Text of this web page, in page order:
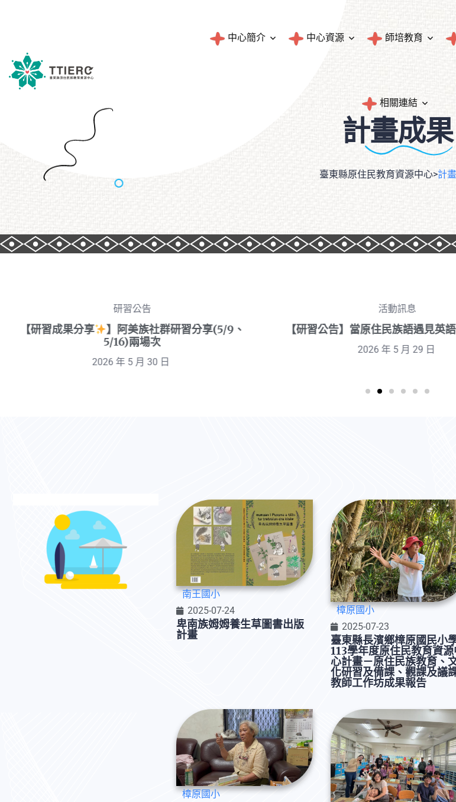
中心簡介 中心資源
臺東縣原住民族人口統計
統計資料
師培教育
師資培育與統計
民族教育輔導團成果
相關連結
計畫成果
臺東縣原住民教育資源中心>計
活動訊息
【研習公告】當原住民族語遇見英語教學研討會
2026 年 5 月 29 日
活動訊息
訊息公告
【臺東縣115學年度國民
民族語老師聯合甄選簡章
南王國小
2025-07-24
卑南族姆姆養生草圖書出版
計畫
樟原國小
2025-07-23
臺東縣長濱鄉樟原國民小
113學年度原住民教育資源
心計畫－原住民族教育、
化研習及備課、觀課及議
教師工作坊成果報告
樟原國小